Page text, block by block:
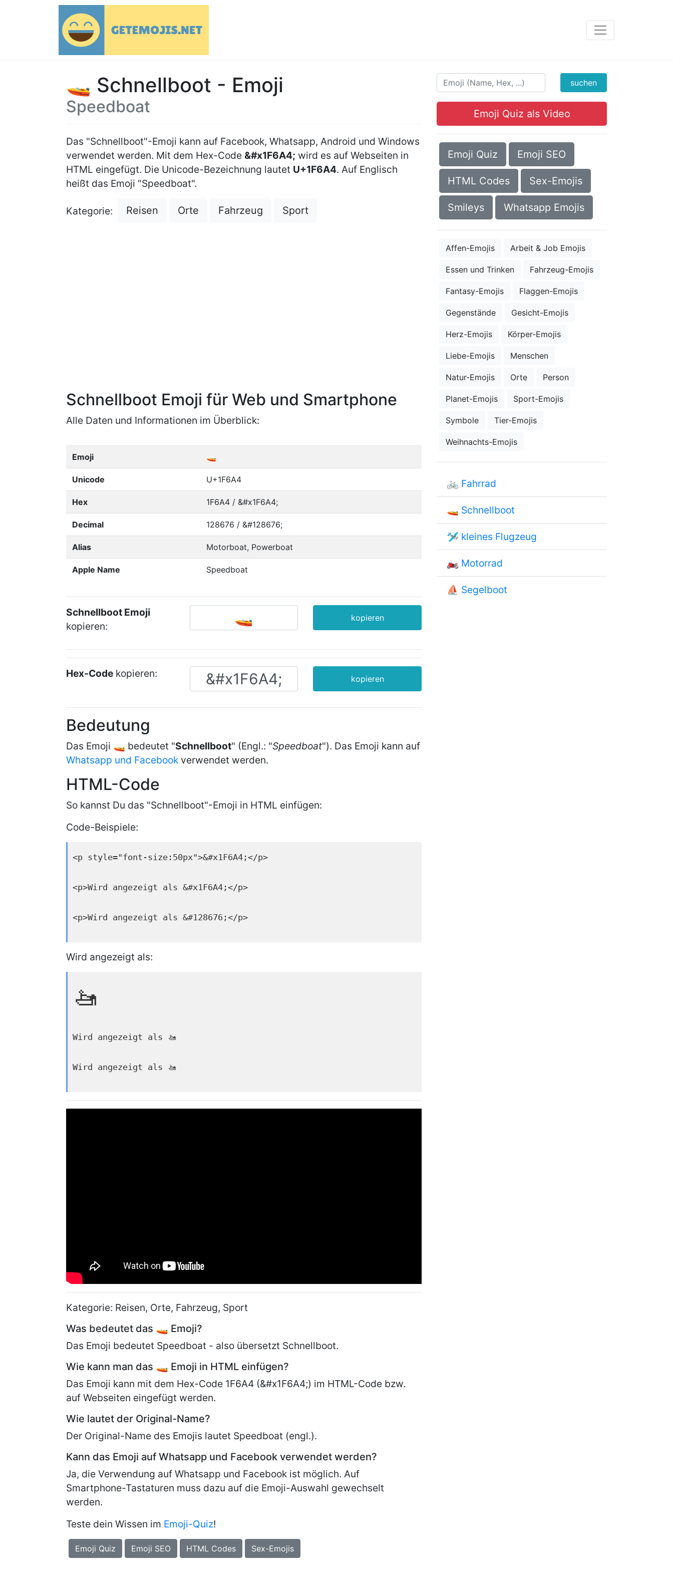
🚤 Schnellboot - Emoji
Speedboat
Das "Schnellboot"-Emoji kann auf Facebook, Whatsapp, Android und Windows
verwendet werden. Mit dem Hex-Code &#x1F6A4; wird es auf Webseiten in
HTML eingefügt. Die Unicode-Bezeichnung lautet U+1F6A4. Auf Englisch
heißt das Emoji "Speedboat".
Kategorie: Reisen Orte Fahrzeug Sport
Schnellboot Emoji für Web und Smartphone
Alle Daten und Informationen im Überblick:
Emoji 🚤
Unicode U+1F6A4
Hex 1F6A4 / &#x1F6A4;
Decimal 128676 / &#128676;
Alias Motorboat, Powerboat
Apple Name Speedboat
Schnellboot Emoji
kopieren:
kopieren
Hex-Code kopieren: kopieren
Bedeutung
Das Emoji 🚤 bedeutet "Schnellboot" (Engl.: "Speedboat"). Das Emoji kann auf
Whatsapp und Facebook verwendet werden.
HTML-Code
So kannst Du das "Schnellboot"-Emoji in HTML einfügen:
Code-Beispiele:
<p style="font-size:50px">&#x1F6A4;</p>
<p>Wird angezeigt als &#x1F6A4;</p>
<p>Wird angezeigt als &#128676;</p>
Wird angezeigt als:
🚤
Wird angezeigt als 🚤
Wird angezeigt als 🚤
Kategorie: Reisen, Orte, Fahrzeug, Sport
Was bedeutet das 🚤 Emoji?
Das Emoji bedeutet Speedboat - also übersetzt Schnellboot.
Wie kann man das 🚤 Emoji in HTML einfügen?
Das Emoji kann mit dem Hex-Code 1F6A4 (&#x1F6A4;) im HTML-Code bzw.
auf Webseiten eingefügt werden.
Wie lautet der Original-Name?
Der Original-Name des Emojis lautet Speedboat (engl.).
Kann das Emoji auf Whatsapp und Facebook verwendet werden?
Ja, die Verwendung auf Whatsapp und Facebook ist möglich. Auf
Smartphone-Tastaturen muss dazu auf die Emoji-Auswahl gewechselt
werden.
Teste dein Wissen im Emoji-Quiz!
Emoji Quiz Emoji SEO HTML Codes Sex-Emojis
suchen
Emoji Quiz als Video
Emoji Quiz Emoji SEO
HTML Codes Sex-Emojis
Smileys Whatsapp Emojis
Affen-Emojis Arbeit & Job Emojis
Essen und Trinken Fahrzeug-Emojis
Fantasy-Emojis Flaggen-Emojis
Gegenstände Gesicht-Emojis
Herz-Emojis Körper-Emojis
Liebe-Emojis Menschen
Natur-Emojis Orte Person
Planet-Emojis Sport-Emojis
Symbole Tier-Emojis
Weihnachts-Emojis
🚲 Fahrrad
🚤 Schnellboot
🛩 kleines Flugzeug
🏍 Motorrad
⛵ Segelboot